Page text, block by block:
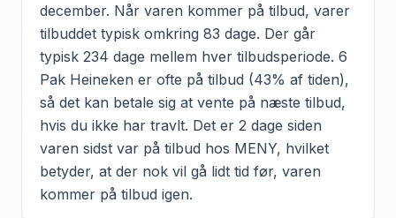
december. Når varen kommer på tilbud, varer
tilbuddet typisk omkring 83 dage. Der går
typisk 234 dage mellem hver tilbudsperiode. 6
Pak Heineken er ofte på tilbud (43% af tiden),
så det kan betale sig at vente på næste tilbud,
hvis du ikke har travlt. Det er 2 dage siden
varen sidst var på tilbud hos MENY, hvilket
betyder, at der nok vil gå lidt tid før, varen
kommer på tilbud igen.